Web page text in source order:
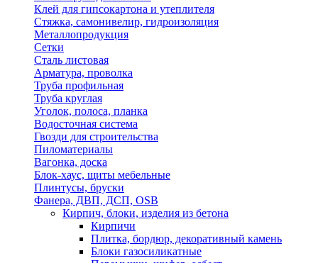
Клей для гипсокартона и утеплителя
Стяжка, самонивелир, гидроизоляция
Металлопродукция
Сетки
Сталь листовая
Арматура, проволка
Труба профильная
Труба круглая
Уголок, полоса, планка
Водосточная система
Гвозди для строительства
Пиломатериалы
Вагонка, доска
Блок-хаус, щиты мебельные
Плинтусы, бруски
Фанера, ДВП, ДСП, OSB
Кирпич, блоки, изделия из бетона
Кирпичи
Плитка, бордюр, декоративный камень
Блоки газосиликатные